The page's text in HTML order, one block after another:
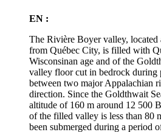
EN :
The Rivière Boyer valley, located
from Québec City, is filled with
Wisconsinan age and of the
valley floor cut in bedrock during
between two major Appalachian
direction. Since the Goldthwait
altitude of 160 m around 12 500
of the filled valley is less than 80
been submerged during a period